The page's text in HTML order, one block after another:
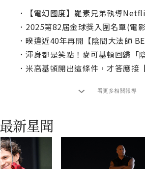
．
【電幻國度】羅素兄弟執導Netflix科幻新作｜
． 2025第82屆金球獎入圍名單(電
． 暌違近40年再開【陰間大法師 BEETLEJUICE】！｜本
． 渾身都是笑點！麥可基頓回歸「陰間大
． 米高基頓開出這條件，才答應接【陰間大法
看更多相關報導